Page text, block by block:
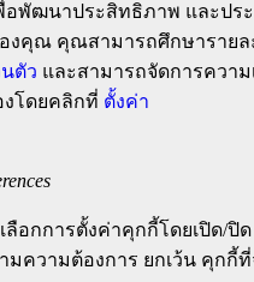
พื่อพัฒนาประสิทธิภาพ และปร
งคุณ คุณสามารถศึกษารายล
ตัว และสามารถจัดการความ
โดยคลิกที่ ตั้งค่า
อกการตั้งค่าคุกกี้โดยเปิด/ปิ
มความต้องการ ยกเว้น คุกกี้ที่